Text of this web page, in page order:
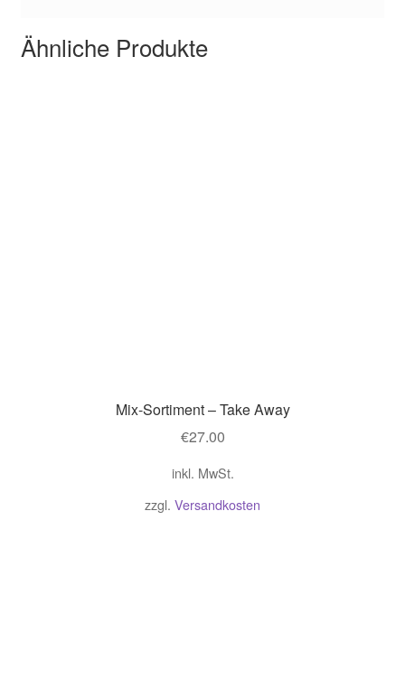
Ähnliche Produkte
Mix-Sortiment – Take Away
€27.00
inkl. MwSt.
zzgl. Versandkosten